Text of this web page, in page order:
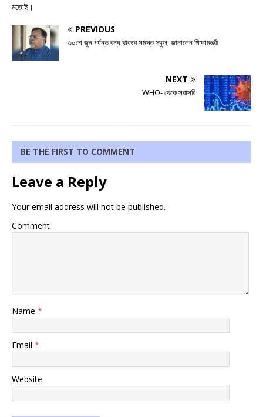
মতোই।
PREVIOUS
৩০শে জুন পর্যন্ত বন্ধ থাকবে সমস্ত স্কুল; জানালেন শিক্ষামন্ত্রী
NEXT
WHO- থেকে সরাসরি
BE THE FIRST TO COMMENT
Leave a Reply
Your email address will not be published.
Comment
Name *
Email *
Website